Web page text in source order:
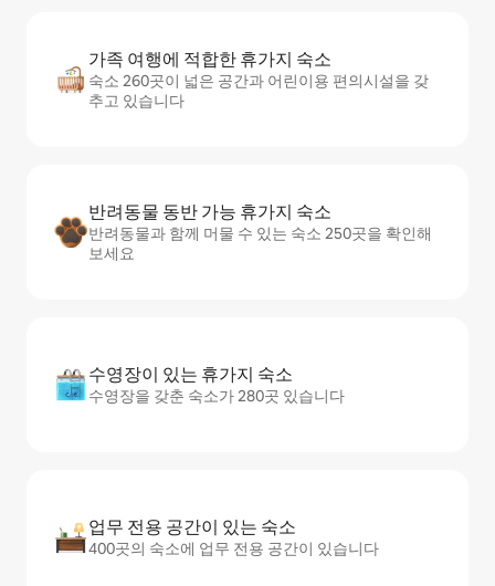
가족 여행에 적합한 휴가지 숙소
숙소 260곳이 넓은 공간과 어린이용 편의시설을 갖
추고 있습니다
반려동물 동반 가능 휴가지 숙소
반려동물과 함께 머물 수 있는 숙소 250곳을 확인해
보세요
수영장이 있는 휴가지 숙소
수영장을 갖춘 숙소가 280곳 있습니다
업무 전용 공간이 있는 숙소
400곳의 숙소에 업무 전용 공간이 있습니다